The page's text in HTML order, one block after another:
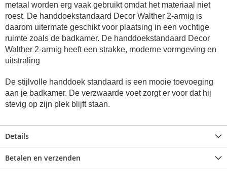
metaal worden erg vaak gebruikt omdat het materiaal niet
roest. De handdoekstandaard Decor Walther 2-armig is
daarom uitermate geschikt voor plaatsing in een vochtige
ruimte zoals de badkamer. De handdoekstandaard Decor
Walther 2-armig heeft een strakke, moderne vormgeving en
uitstraling
De stijlvolle handdoek standaard is een mooie toevoeging
aan je badkamer. De verzwaarde voet zorgt er voor dat hij
stevig op zijn plek blijft staan.
Details
Betalen en verzenden